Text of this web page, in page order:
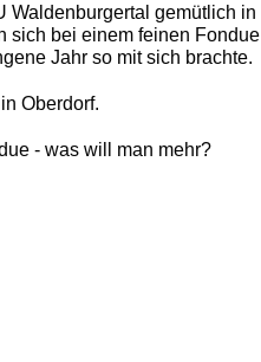
Waldenburgertal gemütlich in
sich bei einem feinen Fondue
Jahr so mit sich brachte.
Oberdorf.
- was will man mehr?